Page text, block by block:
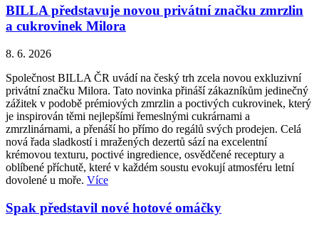
BILLA představuje novou privátní značku zmrzlin
a cukrovinek Milora
8. 6. 2026
Společnost BILLA ČR uvádí na český trh zcela novou exkluzivní
privátní značku Milora. Tato novinka přináší zákazníkům jedinečný
zážitek v podobě prémiových zmrzlin a poctivých cukrovinek, který
je inspirován těmi nejlepšími řemeslnými cukrárnami a
zmrzlinárnami, a přenáší ho přímo do regálů svých prodejen. Celá
nová řada sladkostí i mražených dezertů sází na excelentní
krémovou texturu, poctivé ingredience, osvědčené receptury a
oblíbené příchutě, které v každém soustu evokují atmosféru letní
dovolené u moře. Více
Spak představil nové hotové omáčky